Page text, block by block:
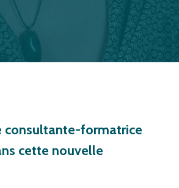
DANS
consultante-formatrice
cette nouvelle